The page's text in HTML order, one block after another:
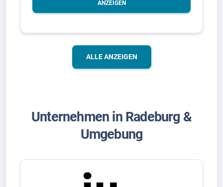
ANZEIGEN
ALLE ANZEIGEN
Unternehmen in Radeburg &
Umgebung